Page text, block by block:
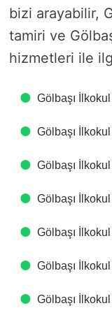
bizi arayabilir,
tamiri ve
hizmetleri ile
Gölbaşı
Gölbaşı
Gölbaşı
Gölbaşı
Gölbaşı
Gölbaşı
Gölbaşı